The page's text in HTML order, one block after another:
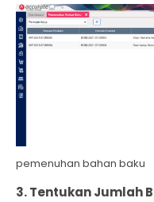
pemenuhan bahan baku
3. Tentukan Jumlah